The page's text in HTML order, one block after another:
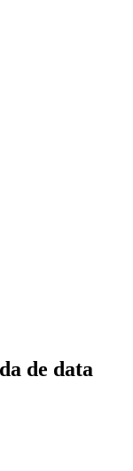
de data